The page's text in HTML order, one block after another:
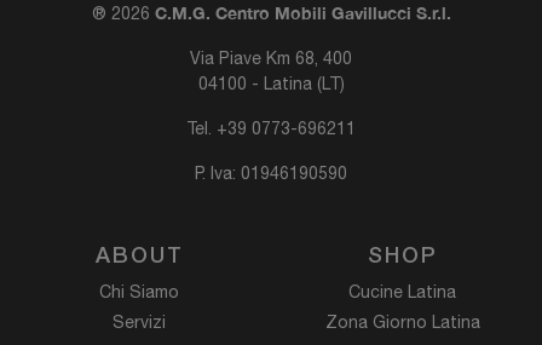
® 2026 C.M.G. Centro Mobili Gavillucci S.r.l.
Via Piave Km 68, 400
04100 - Latina (LT)
Tel. +39 0773-696211
P. Iva: 01946190590
ABOUT
Chi Siamo
Servizi
SHOP
Cucine Latina
Zona Giorno Latina